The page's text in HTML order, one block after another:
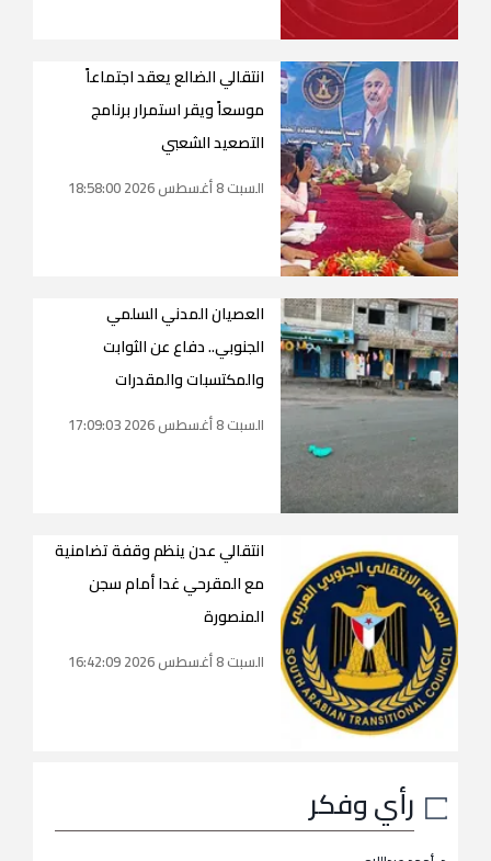
انتقالي الضالع يعقد اجتماعاً
موسعاً ويقر استمرار برنامج
التصعيد الشعبي
السبت 8 أغسطس 2026 18:58:00
العصيان المدني السلمي
الجنوبي.. دفاع عن الثوابت
والمكتسبات والمقدرات
السبت 8 أغسطس 2026 17:09:03
انتقالي عدن ينظم وقفة تضامنية
مع المقرحي غدا أمام سجن
المنصورة
السبت 8 أغسطس 2026 16:42:09
رأي وفكر